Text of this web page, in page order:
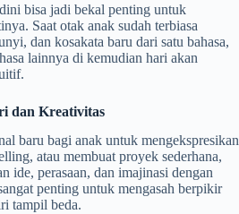
bisa jadi bekal penting untuk
Saat otak anak sudah terbiasa
dan kosakata baru dari satu bahasa,
lainnya di kemudian hari akan
dan Kreativitas
baru bagi anak untuk mengekspresikan
atau membuat proyek sederhana,
ide, perasaan, dan imajinasi dengan
penting untuk mengasah berpikir
tampil beda.